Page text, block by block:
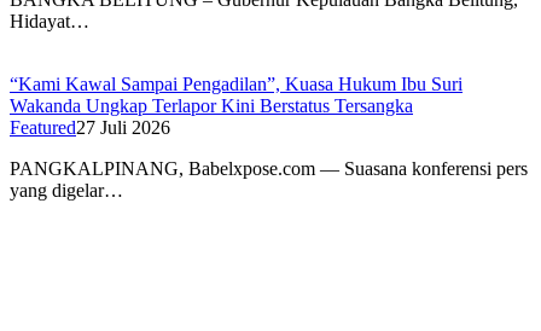
Hidayat…
“Kami Kawal Sampai Pengadilan”, Kuasa Hukum Ibu Suri
Wakanda Ungkap Terlapor Kini Berstatus Tersangka
Featured27 Juli 2026
PANGKALPINANG, Babelxpose.com — Suasana konferensi pers
yang digelar…